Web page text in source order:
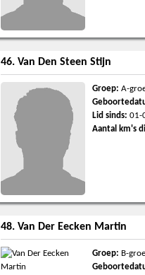
46. Van Den Steen Stijn
Groep: A-
Lid sinds: 01-
Aantal km's
48. Van Der Eecken Martin
Groep: B-